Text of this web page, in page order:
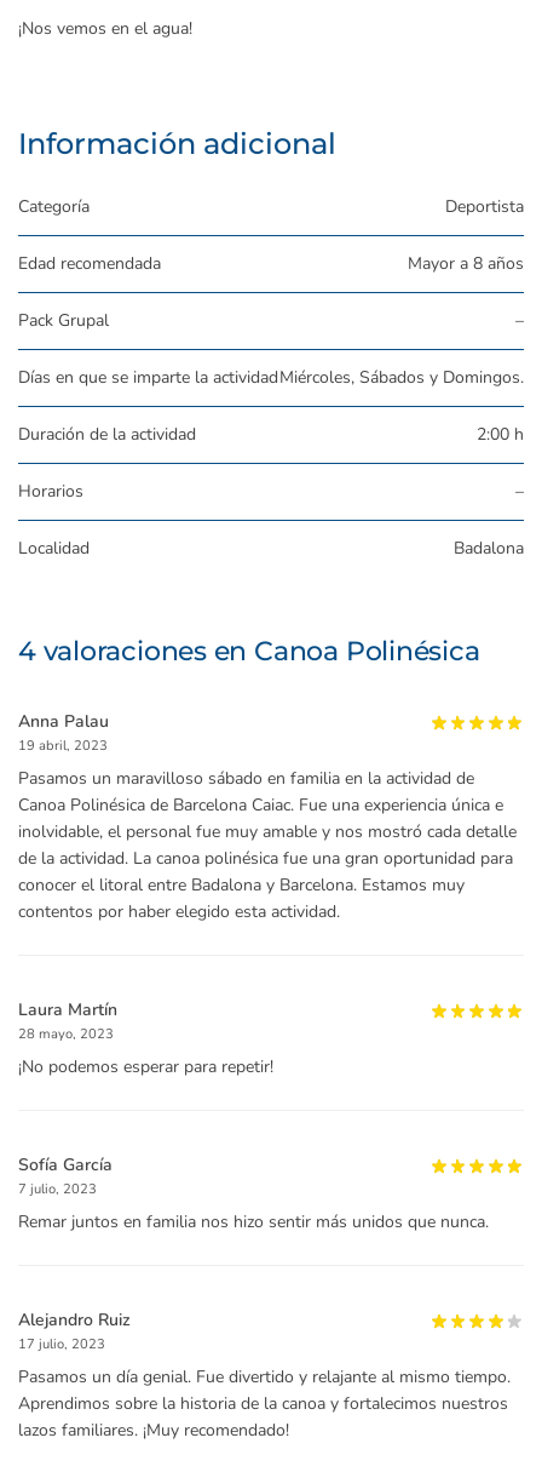
¡Nos vemos en el agua!
Información adicional
Categoría Deportista
Edad recomendada Mayor a 8 años
Pack Grupal –
Días en que se imparte la actividadMiércoles, Sábados y Domingos.
Duración de la actividad 2:00 h
Horarios –
Localidad Badalona
4 valoraciones en Canoa Polinésica
Anna Palau
19 abril, 2023
Pasamos un maravilloso sábado en familia en la actividad de
Canoa Polinésica de Barcelona Caiac. Fue una experiencia única e
inolvidable, el personal fue muy amable y nos mostró cada detalle
de la actividad. La canoa polinésica fue una gran oportunidad para
conocer el litoral entre Badalona y Barcelona. Estamos muy
contentos por haber elegido esta actividad.
Laura Martín
28 mayo, 2023
¡No podemos esperar para repetir!
Sofía García
7 julio, 2023
Remar juntos en familia nos hizo sentir más unidos que nunca.
Alejandro Ruiz
17 julio, 2023
Pasamos un día genial. Fue divertido y relajante al mismo tiempo.
Aprendimos sobre la historia de la canoa y fortalecimos nuestros
lazos familiares. ¡Muy recomendado!